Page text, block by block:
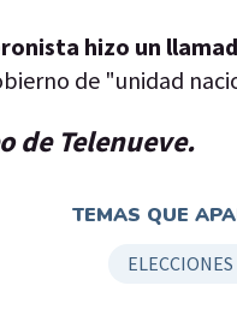
hizo un
de "unidad
de Telenueve.
TEMAS QUE